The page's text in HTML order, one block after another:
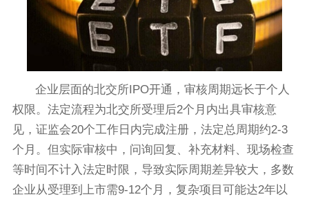
企业层面的北交所IPO开通，审核周期远长于个人
权限。法定流程为北交所受理后2个月内出具审核意
见，证监会20个工作日内完成注册，法定总周期约2-3
个月。但实际审核中，问询回复、补充材料、现场检查
等时间不计入法定时限，导致实际周期差异较大，多数
企业从受理到上市需9-12个月，复杂项目可能达2年以